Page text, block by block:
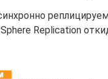
Replication